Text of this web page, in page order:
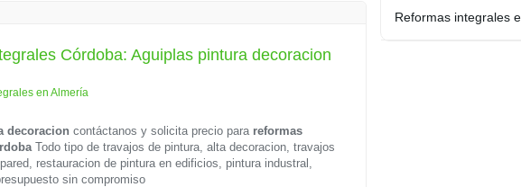
Córdoba: Aguiplas pintura decoracion
en Almería
decoracion contáctanos y solicita precio para reformas
Todo tipo de travajos de pintura, alta decoracion, travajos
restauracion de pintura en edificios, pintura industral,
sin compromiso
Reformas integrales